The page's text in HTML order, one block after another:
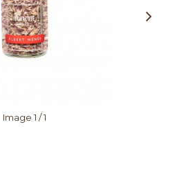
Image 1 / 1